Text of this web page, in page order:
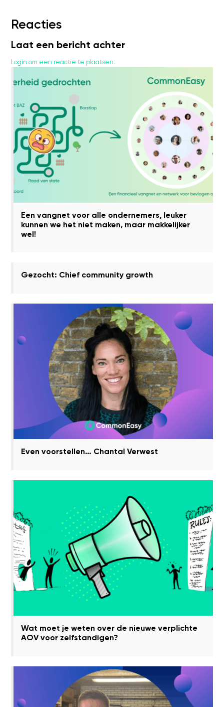
Reacties
Laat een bericht achter
Login om een reactie te plaatsen.
Een vangnet voor alle ondernemers, leuker
kunnen we het niet maken, maar makkelijker
wel!
Gezocht: Chief community growth
Even voorstellen… Chantal Verwest
Wat moet je weten over de nieuwe verplichte
AOV voor zelfstandigen?